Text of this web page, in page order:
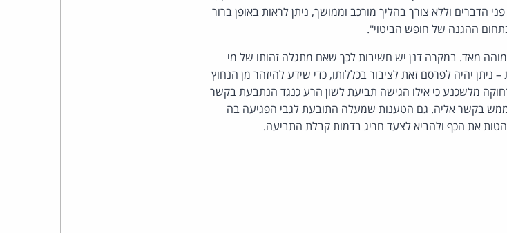
הדברים וללא צורך בהליך מורכב וממושך, ניתן לראות באופן ברור
ההגנה של חופש הביטוי".
מאד. במקרה דנן יש חשיבות לכך שאם מתגלה זהותו של מי
יהיה לפרסם זאת לציבור בכללותו, כדי שידע להיזהר מן הנחוץ
מלשכנע כי אילו הגישה תביעת לשון הרע כנגד הנתבעת בקשר
בקשר אליה. גם הטענות שמעלה התובעת לגבי הפגיעה בה
את הכף ולהביא לצעד חריג בדמות קבלת התביעה.